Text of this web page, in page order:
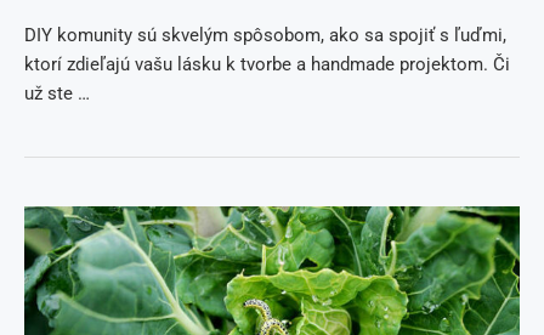
DIY komunity sú skvelým spôsobom, ako sa spojiť s ľuďmi,
ktorí zdieľajú vašu lásku k tvorbe a handmade projektom. Či
už ste …